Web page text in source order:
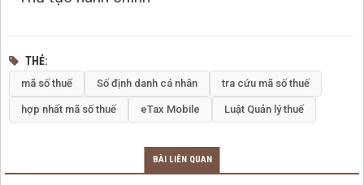
THẺ
mã số thuế Số định danh cá nhân tra cứu mã số thuế
hợp nhất mã số thuế eTax Mobile Luật Quản lý thuế
BÀI LIÊN QUAN